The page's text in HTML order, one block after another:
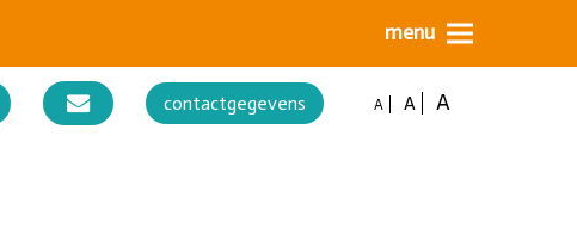
contactgegevens A A A